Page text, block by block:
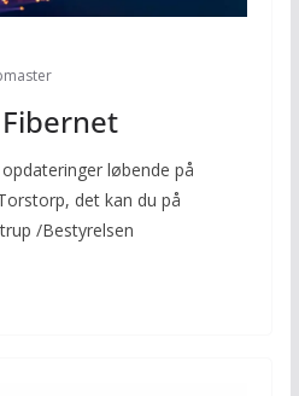
løbende på
det kan du på
/Bestyrelsen